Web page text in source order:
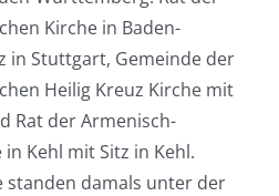
Kirche in Baden-
in Stuttgart, Gemeinde der
Heilig Kreuz Kirche mit
Rat der Armenisch-
Kehl mit Sitz in Kehl.
standen damals unter der